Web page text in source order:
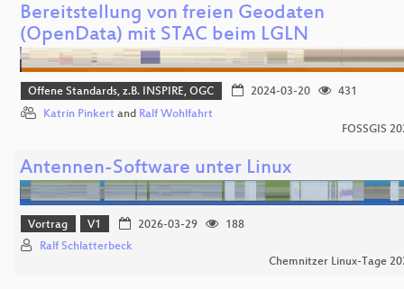
Bereitstellung von freien Geodaten
(OpenData) mit STAC beim LGLN
Offene Standards, z.B. INSPIRE, OGC 2024-03-20
431
Katrin Pinkert and Ralf Wohlfahrt
FOSSGIS
Antennen-Software unter Linux
Vortrag V1 2026-03-29
188
Ralf Schlatterbeck
Chemnitzer Linux-Tage